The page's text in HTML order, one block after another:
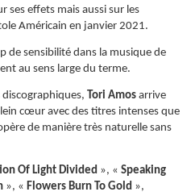
ses effets mais aussi sur les
Américain en janvier 2021.
de sensibilité dans la musique de
au sens large du terme.
discographiques, Tori Amos arrive
cœur avec des titres intenses que
de manière très naturelle sans
Of Light Divided », « Speaking
», « Flowers Burn To Gold »,